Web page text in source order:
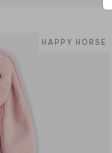
HAPPY HORSE